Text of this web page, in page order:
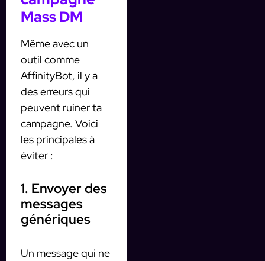
Mass DM
Même avec un
outil comme
AffinityBot, il y a
des erreurs qui
peuvent ruiner ta
campagne. Voici
les principales à
éviter :
1. Envoyer des
messages
génériques
Un message qui ne